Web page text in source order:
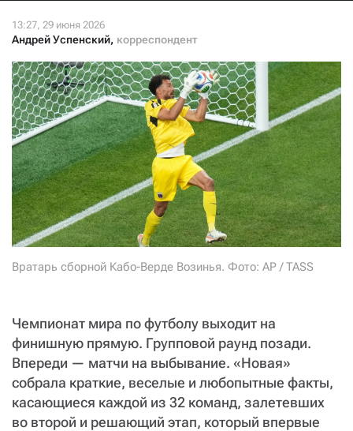
Андрей Успенский, корреспондент
Вратарь сборной Кабо-Верде Возинья. Фото: AP / TASS
Чемпионат мира по футболу выходит на
финишную прямую. Групповой раунд позади.
Впереди — матчи на выбывание. «Новая»
собрала краткие, веселые и любопытные факты,
касающиеся каждой из 32 команд, залетевших
во второй и решающий этап, который впервые
Нажимая кнопку «Стать соучастником»,
я принимаю условия и подтверждаю свое гражданство РФ
СТАТЬ СОУЧАСТНИКОМ
ПОДЕЛИТЬСЯ С ДРУЗЬЯМИ
Если у вас есть вопросы, пишите donate@novayagazeta.ru или
звоните:
+7 (929) 612-03-68